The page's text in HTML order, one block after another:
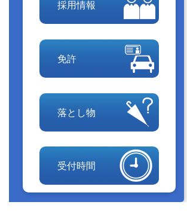
採用情報
免許
落とし物
受付時間